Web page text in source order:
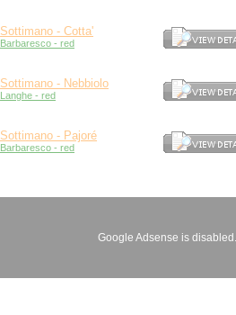
Sottimano - Cotta'
Barbaresco - red
Sottimano - Nebbiolo
Langhe - red
Sottimano - Pajoré
Barbaresco - red
Google Adsense is